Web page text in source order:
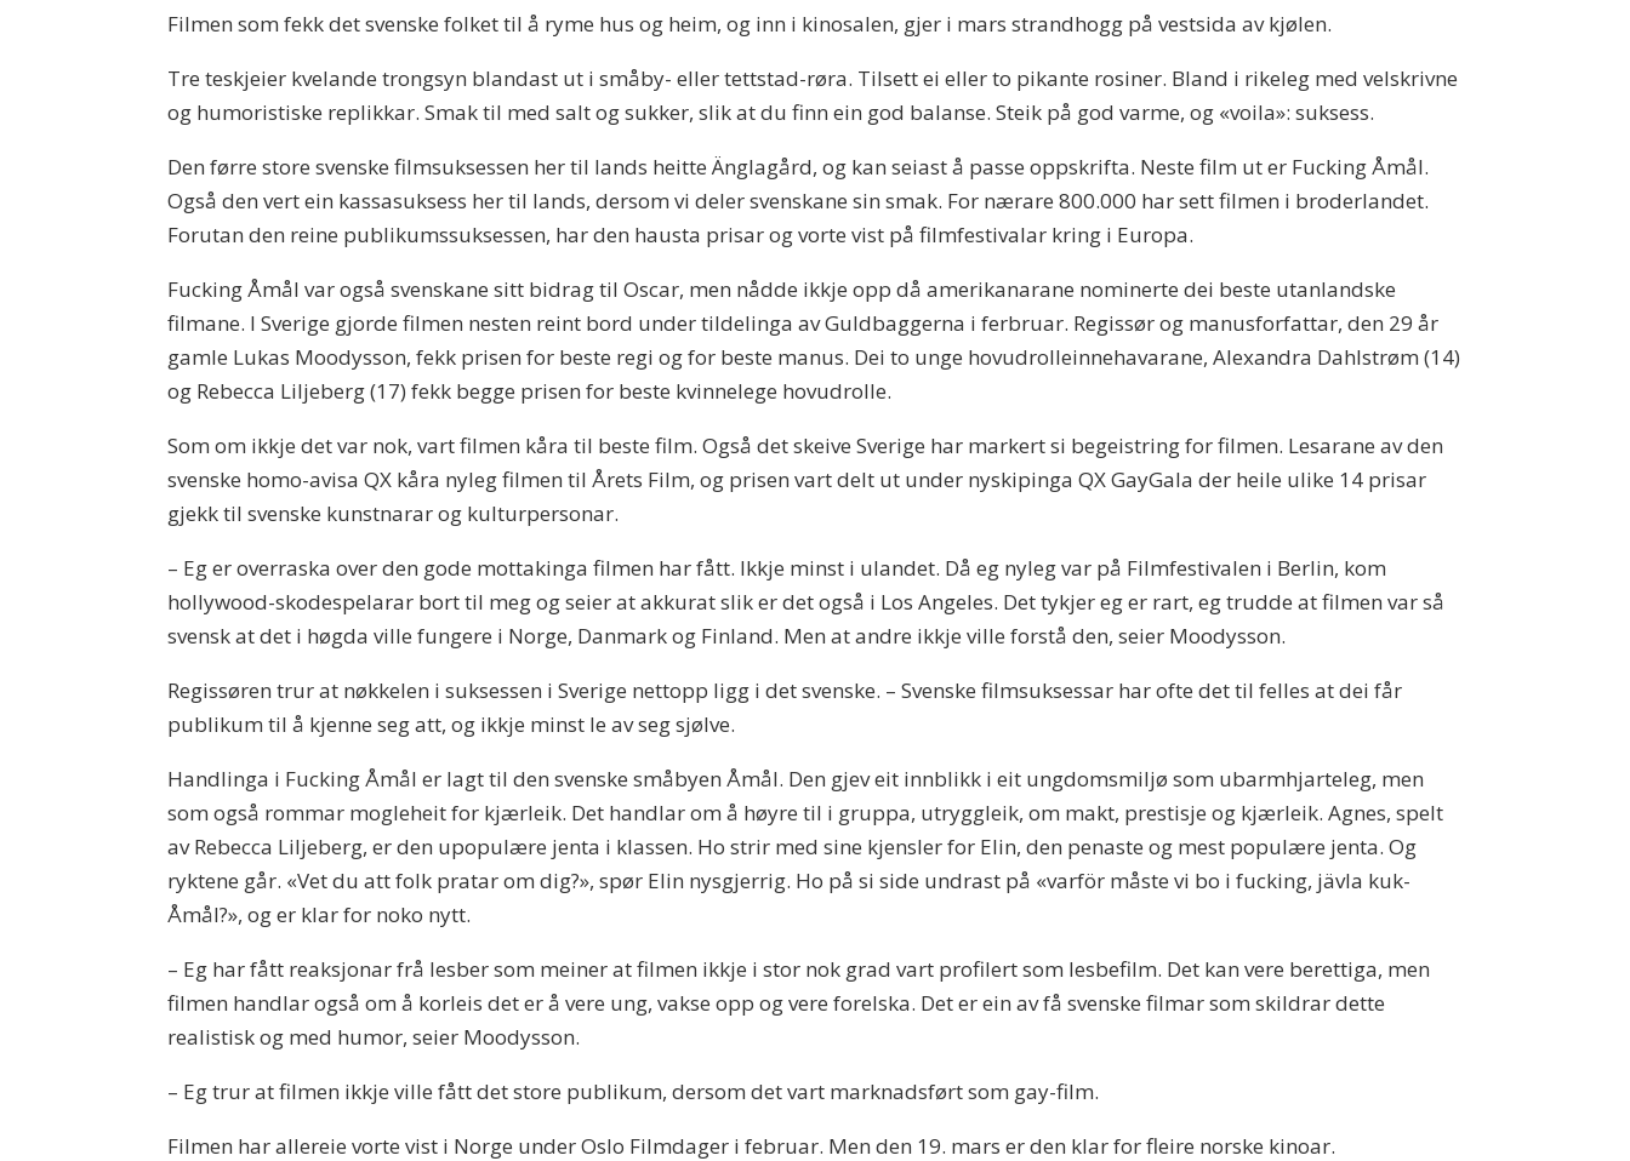
Filmen som fekk det svenske folket til å ryme hus og heim, og inn i kinosalen, gjer i mars strandhogg på vestsida av kjølen.
Tre teskjeier kvelande trongsyn blandast ut i småby- eller tettstad-røra. Tilsett ei eller to pikante rosiner. Bland i rikeleg med velskrivne
og humoristiske replikkar. Smak til med salt og sukker, slik at du finn ein god balanse. Steik på god varme, og «voila»: suksess.
Den førre store svenske filmsuksessen her til lands heitte Änglagård, og kan seiast å passe oppskrifta. Neste film ut er Fucking Åmål.
Også den vert ein kassasuksess her til lands, dersom vi deler svenskane sin smak. For nærare 800.000 har sett filmen i broderlandet.
Forutan den reine publikumssuksessen, har den hausta prisar og vorte vist på filmfestivalar kring i Europa.
Fucking Åmål var også svenskane sitt bidrag til Oscar, men nådde ikkje opp då amerikanarane nominerte dei beste utanlandske
filmane. I Sverige gjorde filmen nesten reint bord under tildelinga av Guldbaggerna i ferbruar. Regissør og manusforfattar, den 29 år
gamle Lukas Moodysson, fekk prisen for beste regi og for beste manus. Dei to unge hovudrolleinnehavarane, Alexandra Dahlstrøm (14)
og Rebecca Liljeberg (17) fekk begge prisen for beste kvinnelege hovudrolle.
Som om ikkje det var nok, vart filmen kåra til beste film. Også det skeive Sverige har markert si begeistring for filmen. Lesarane av den
svenske homo-avisa QX kåra nyleg filmen til Årets Film, og prisen vart delt ut under nyskipinga QX GayGala der heile ulike 14 prisar
gjekk til svenske kunstnarar og kulturpersonar.
– Eg er overraska over den gode mottakinga filmen har fått. Ikkje minst i ulandet. Då eg nyleg var på Filmfestivalen i Berlin, kom
hollywood-skodespelarar bort til meg og seier at akkurat slik er det også i Los Angeles. Det tykjer eg er rart, eg trudde at filmen var så
svensk at det i høgda ville fungere i Norge, Danmark og Finland. Men at andre ikkje ville forstå den, seier Moodysson.
Regissøren trur at nøkkelen i suksessen i Sverige nettopp ligg i det svenske. – Svenske filmsuksessar har ofte det til felles at dei får
publikum til å kjenne seg att, og ikkje minst le av seg sjølve.
Handlinga i Fucking Åmål er lagt til den svenske småbyen Åmål. Den gjev eit innblikk i eit ungdomsmiljø som ubarmhjarteleg, men
som også rommar mogleheit for kjærleik. Det handlar om å høyre til i gruppa, utryggleik, om makt, prestisje og kjærleik. Agnes, spelt
av Rebecca Liljeberg, er den upopulære jenta i klassen. Ho strir med sine kjensler for Elin, den penaste og mest populære jenta. Og
ryktene går. «Vet du att folk pratar om dig?», spør Elin nysgjerrig. Ho på si side undrast på «varför måste vi bo i fucking, jävla kuk-
Åmål?», og er klar for noko nytt.
– Eg har fått reaksjonar frå lesber som meiner at filmen ikkje i stor nok grad vart profilert som lesbefilm. Det kan vere berettiga, men
filmen handlar også om å korleis det er å vere ung, vakse opp og vere forelska. Det er ein av få svenske filmar som skildrar dette
realistisk og med humor, seier Moodysson.
– Eg trur at filmen ikkje ville fått det store publikum, dersom det vart marknadsført som gay-film.
Filmen har allereie vorte vist i Norge under Oslo Filmdager i februar. Men den 19. mars er den klar for fleire norske kinoar.